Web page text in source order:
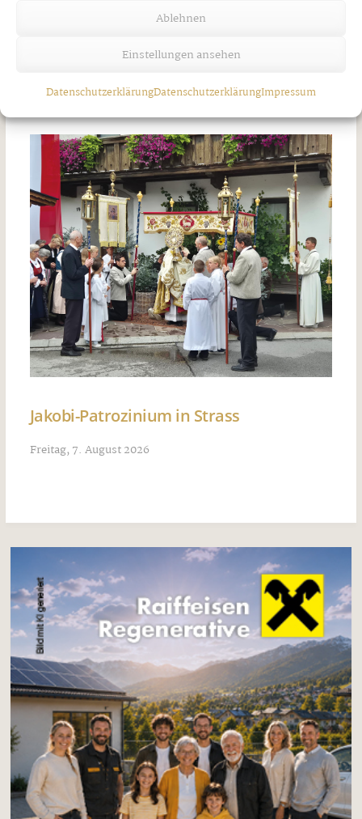
Ablehnen
Einstellungen ansehen
DatenschutzerklärungDatenschutzerklärungImpressum
Jakobi-Patrozinium in Strass
Freitag, 7. August 2026